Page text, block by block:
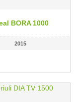
BORA 1000
2015